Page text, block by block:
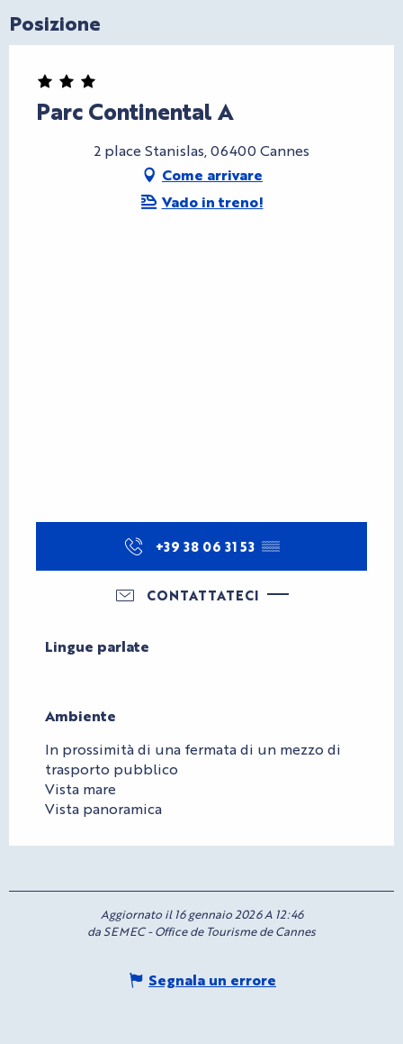
Posizione
Parc Continental A
2 place Stanislas, 06400 Cannes
Come arrivare
Vado in treno!
+39 38 06 31 53 ▒▒
CONTATTATECI
Lingue parlate
Lingue parlate
Ambiente
Ambiente
In prossimità di una fermata di un mezzo di
trasporto pubblico
Vista mare
Vista panoramica
Aggiornato il 16 gennaio 2026 A 12:46
da SEMEC - Office de Tourisme de Cannes
Segnala un errore